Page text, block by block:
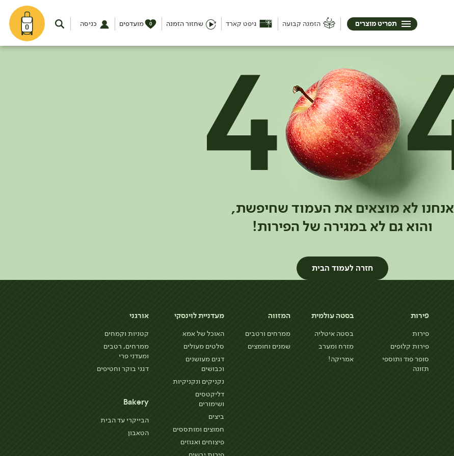
0 הזמנה קבועה גיפט קארד שחזור הזמנה מועדפים 0 כניסה תפריט מוצרים
אנחנו לא מוצאים את העמוד שחיפשת,
והוא גם לא במגירה של הפירות!
חזרה לעמוד הבית
פירות
פירות
פירות קלופים
סופר פוד ותוספי
תזונה
בסטה עולמית
בסטה איטליה
מזרח ומערב
אמריקה!
המזווה
ממרחים ורטבים
שמנים וחומצים
מעדניית לוינסקי
האוכל של אמא
סלטים מעולים
דגים מעושנים
וכבושים
נקניקים ונקניקיות
דליקטסים
ושימורים
ביצים
חמוצים ומותססים
פיצוחים ואגוזים
אורגני
קטניות וקמחים
ממרחים, רטבים
ומעדני פרי
דגני בוקר וחטיפים
Bakery
הבייקרי עד הבית
הטאבון